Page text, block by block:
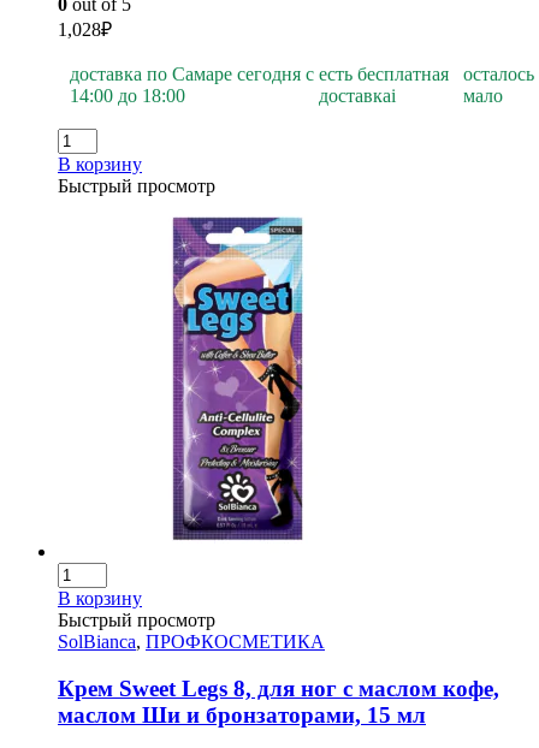
0 out of 5
1,028₽
доставка по Самаре сегодня с
14:00 до 18:00
есть бесплатная
доставкаi
осталось
мало
В корзину
Быстрый просмотр
В корзину
Быстрый просмотр
SolBianca, ПРОФКОСМЕТИКА
Крем Sweet Legs 8, для ног с маслом кофе,
маслом Ши и бронзаторами, 15 мл